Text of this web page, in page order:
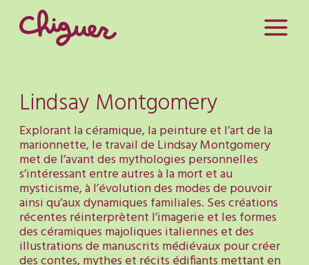
Lindsay Montgomery
Explorant la céramique, la peinture et l’art de la
marionnette, le travail de Lindsay Montgomery
met de l’avant des mythologies personnelles
s’intéressant entre autres à la mort et au
mysticisme, à l’évolution des modes de pouvoir
ainsi qu’aux dynamiques familiales. Ses créations
récentes réinterprètent l’imagerie et les formes
des céramiques majoliques italiennes et des
illustrations de manuscrits médiévaux pour créer
des contes, mythes et récits édifiants mettant en